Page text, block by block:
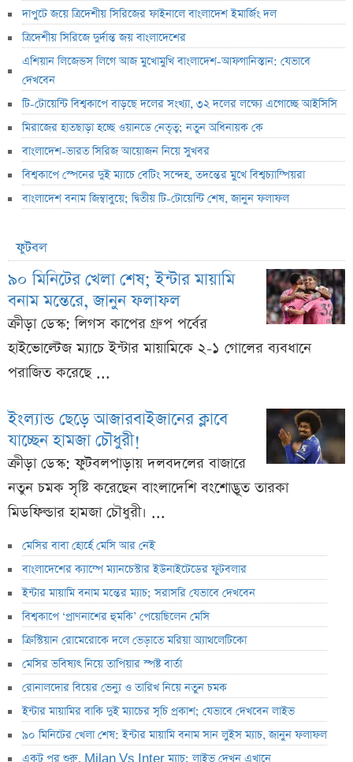
দাপুটে জয়ে ত্রিদেশীয় সিরিজের ফাইনালে বাংলাদেশ ইমার্জিং দল
ত্রিদেশীয় সিরিজে দুর্দান্ত জয় বাংলাদেশের
এশিয়ান লিজেন্ডস লিগে আজ মুখোমুখি বাংলাদেশ-আফগানিস্তান: যেভাবে
দেখবেন
টি-টোয়েন্টি বিশ্বকাপে বাড়ছে দলের সংখ্যা, ৩২ দলের লক্ষ্যে এগোচ্ছে আইসিসি
মিরাজের হাতছাড়া হচ্ছে ওয়ানডে নেতৃত্ব; নতুন অধিনায়ক কে
বাংলাদেশ-ভারত সিরিজ আয়োজন নিয়ে সুখবর
বিশ্বকাপে স্পেনের দুই ম্যাচে বেটিং সন্দেহ, তদন্তের মুখে বিশ্বচ্যাম্পিয়রা
বাংলাদেশ বনাম জিম্বাবুয়ে; দ্বিতীয় টি-টোয়েন্টি শেষ, জানুন ফলাফল
ফুটবল
৯০ মিনিটের খেলা শেষ; ইন্টার মায়ামি
বনাম মন্তেরে, জানুন ফলাফল
ক্রীড়া ডেস্ক: লিগস কাপের গ্রুপ পর্বের
হাইভোল্টেজ ম্যাচে ইন্টার মায়ামিকে ২-১ গোলের ব্যবধানে
পরাজিত করেছে ...
ইংল্যান্ড ছেড়ে আজারবাইজানের ক্লাবে
যাচ্ছেন হামজা চৌধুরী!
ক্রীড়া ডেস্ক: ফুটবলপাড়ায় দলবদলের বাজারে
নতুন চমক সৃষ্টি করেছেন বাংলাদেশি বংশোদ্ভূত তারকা
মিডফিল্ডার হামজা চৌধুরী। ...
মেসির বাবা হোর্হে মেসি আর নেই
বাংলাদেশের ক্যাম্পে ম্যানচেস্টার ইউনাইটেডের ফুটবলার
ইন্টার মায়ামি বনাম মন্তের ম্যাচ; সরাসরি যেভাবে দেখবেন
বিশ্বকাপে ‘প্রাণনাশের হুমকি’ পেয়েছিলেন মেসি
ক্রিস্টিয়ান রোমেরোকে দলে ভেড়াতে মরিয়া অ্যাথলেটিকো
মেসির ভবিষ্যৎ নিয়ে তাপিয়ার স্পষ্ট বার্তা
রোনালদোর বিয়ের ভেন্যু ও তারিখ নিয়ে নতুন চমক
ইন্টার মায়ামির বাকি দুই ম্যাচের সূচি প্রকাশ; যেভাবে দেখবেন লাইভ
৯০ মিনিটের খেলা শেষ: ইন্টার মায়ামি বনাম সান লুইস ম্যাচ, জানুন ফলাফল